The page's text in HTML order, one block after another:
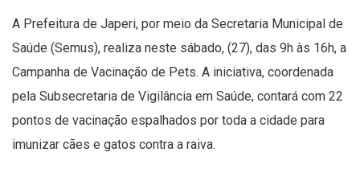
A Prefeitura de Japeri, por meio da Secretaria Municipal de
Saúde (Semus), realiza neste sábado, (27), das 9h às 16h, a
Campanha de Vacinação de Pets. A iniciativa, coordenada
pela Subsecretaria de Vigilância em Saúde, contará com 22
pontos de vacinação espalhados por toda a cidade para
imunizar cães e gatos contra a raiva.